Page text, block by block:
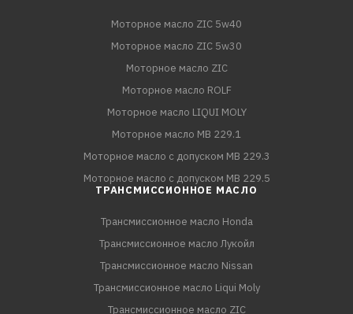
Моторное масло ZIC 5w40
Моторное масло ZIC 5w30
Моторное масло ZIC
Моторное масло ROLF
Моторное масло LIQUI MOLY
Моторное масло MB 229.1
Моторное масло с допуском MB 229.3
Моторное масло с допуском MB 229.5
ТРАНСМИССИОННОЕ МАСЛО
Трансмиссионное масло Honda
Трансмиссионное масло Лукойл
Трансмиссионное масло Nissan
Трансмиссионное масло Liqui Moly
Трансмиссионное масло ZIC